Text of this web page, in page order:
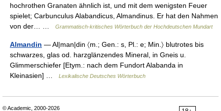
hochrothen Granaten ähnlich ist, und mit dem wenigsten Feuer
spielet; Carbunculus Alabandicus, Almandinus. Er hat den Nahmen
von der… …
Grammatisch-kritisches Wörterbuch der Hochdeutschen Mundart
Almandin — Al|man|din 〈m.; Gen.: s, Pl.: e; Min.〉 blutrotes bis
schwarzes, glas od. harzglänzendes Mineral, in Gneis u.
Glimmerschiefer [Etym.: nach dem Fundort Alabanda in
Kleinasien] …
Lexikalische Deutsches Wörterbuch
© Academic, 2000-2026